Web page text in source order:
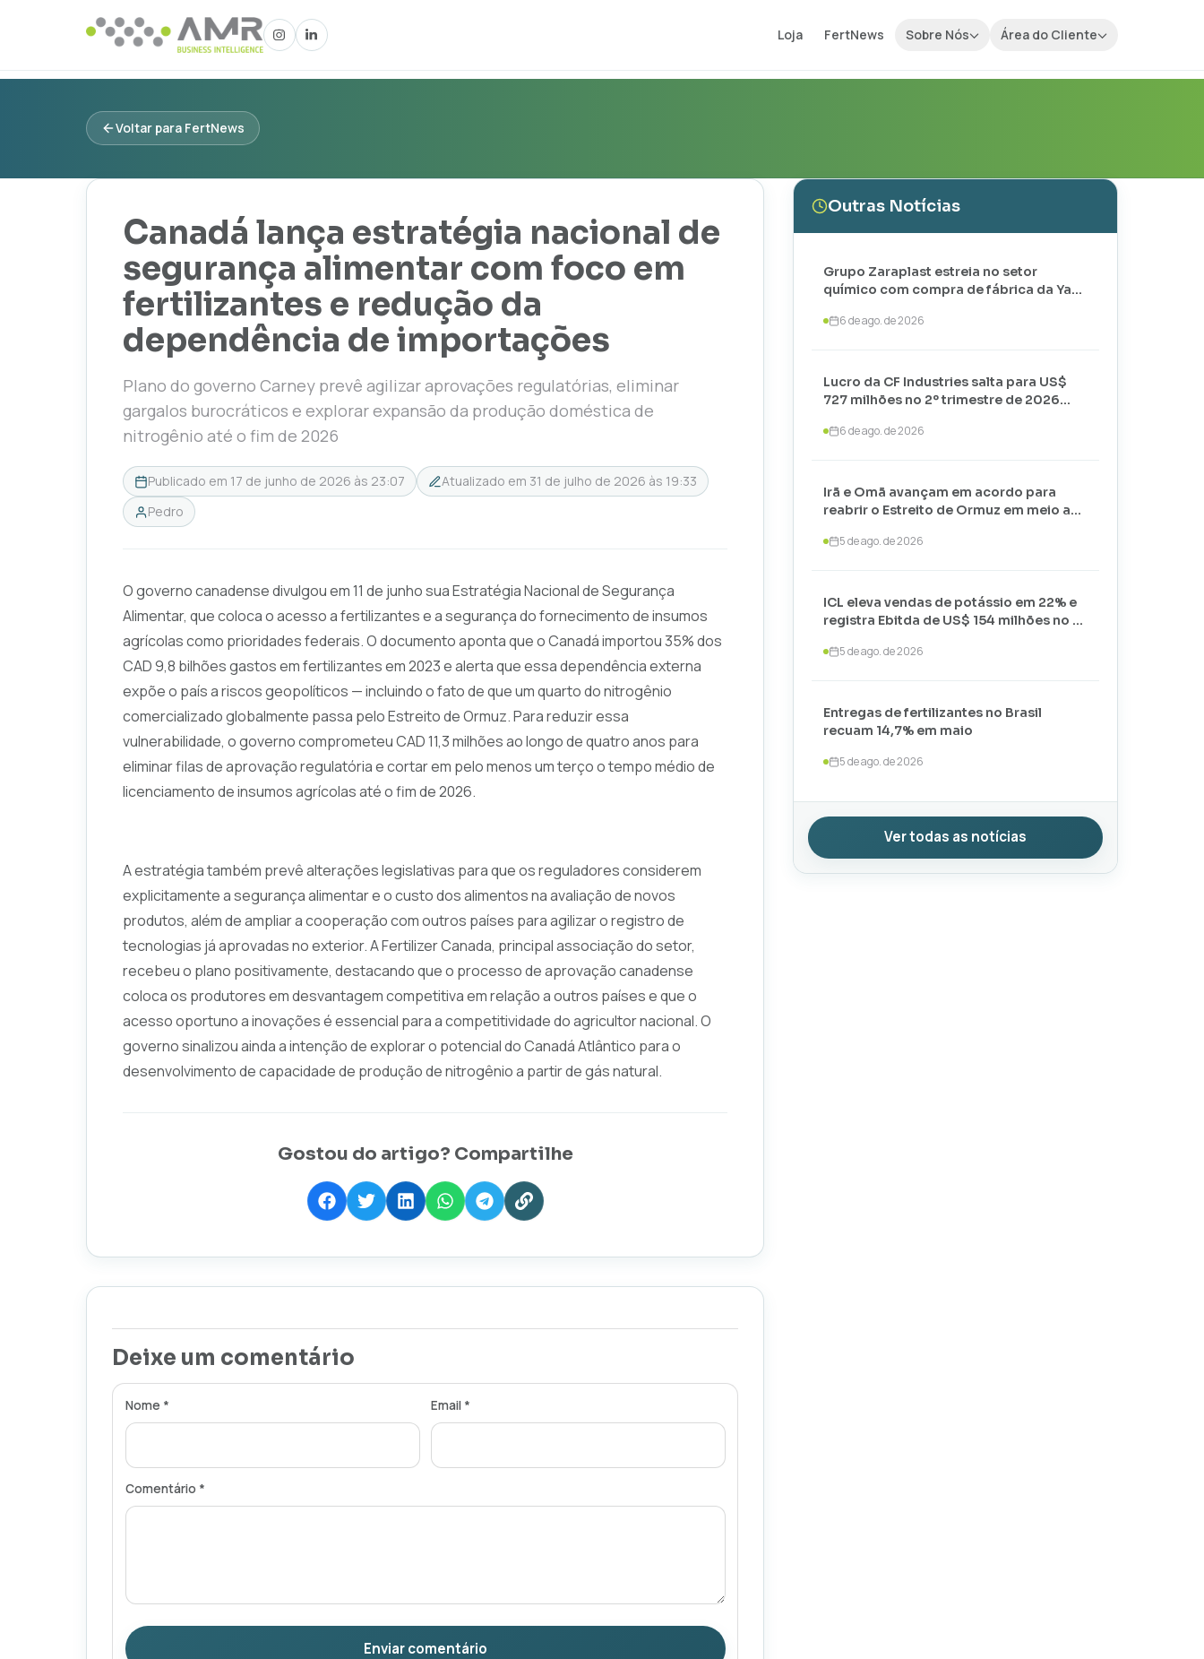
Loja FertNews Sobre Nós Área do Cliente
Voltar para FertNews
Canadá lança estratégia nacional de
segurança alimentar com foco em
fertilizantes e redução da
dependência de importações
Plano do governo Carney prevê agilizar aprovações regulatórias, eliminar
gargalos burocráticos e explorar expansão da produção doméstica de
nitrogênio até o fim de 2026
Publicado em 17 de junho de 2026 às 23:07 Atualizado em 31 de julho de 2026 às 19:33
Pedro
O governo canadense divulgou em 11 de junho sua Estratégia Nacional de Segurança
Alimentar, que coloca o acesso a fertilizantes e a segurança do fornecimento de insumos
agrícolas como prioridades federais. O documento aponta que o Canadá importou 35% dos
CAD 9,8 bilhões gastos em fertilizantes em 2023 e alerta que essa dependência externa
expõe o país a riscos geopolíticos — incluindo o fato de que um quarto do nitrogênio
comercializado globalmente passa pelo Estreito de Ormuz. Para reduzir essa
vulnerabilidade, o governo comprometeu CAD 11,3 milhões ao longo de quatro anos para
eliminar filas de aprovação regulatória e cortar em pelo menos um terço o tempo médio de
licenciamento de insumos agrícolas até o fim de 2026.
A estratégia também prevê alterações legislativas para que os reguladores considerem
explicitamente a segurança alimentar e o custo dos alimentos na avaliação de novos
produtos, além de ampliar a cooperação com outros países para agilizar o registro de
tecnologias já aprovadas no exterior. A Fertilizer Canada, principal associação do setor,
recebeu o plano positivamente, destacando que o processo de aprovação canadense
coloca os produtores em desvantagem competitiva em relação a outros países e que o
acesso oportuno a inovações é essencial para a competitividade do agricultor nacional. O
governo sinalizou ainda a intenção de explorar o potencial do Canadá Atlântico para o
desenvolvimento de capacidade de produção de nitrogênio a partir de gás natural.
Gostou do artigo? Compartilhe
Deixe um comentário
Nome * Email *
Comentário *
Enviar comentário
Outras Notícias
Grupo Zaraplast estreia no setor
químico com compra de fábrica da Yara
6 de ago. de 2026
Lucro da CF Industries salta para US$
727 milhões no 2º trimestre de 2026
6 de ago. de 2026
Irã e Omã avançam em acordo para
reabrir o Estreito de Ormuz em meio a
5 de ago. de 2026
ICL eleva vendas de potássio em 22% e
registra Ebitda de US$ 154 milhões no 2º
5 de ago. de 2026
Entregas de fertilizantes no Brasil
recuam 14,7% em maio
5 de ago. de 2026
Ver todas as notícias